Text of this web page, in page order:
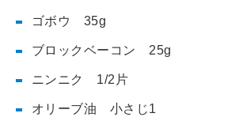
ゴボウ 35g
ブロックベーコン 25g
ニンニク 1/2片
オリーブ油 小さじ1